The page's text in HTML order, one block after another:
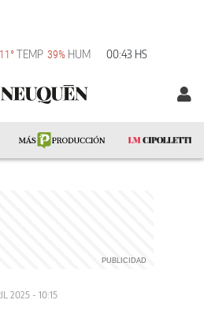
11°TEMP 39% HUM 00:43 HS
2025 - 10:15